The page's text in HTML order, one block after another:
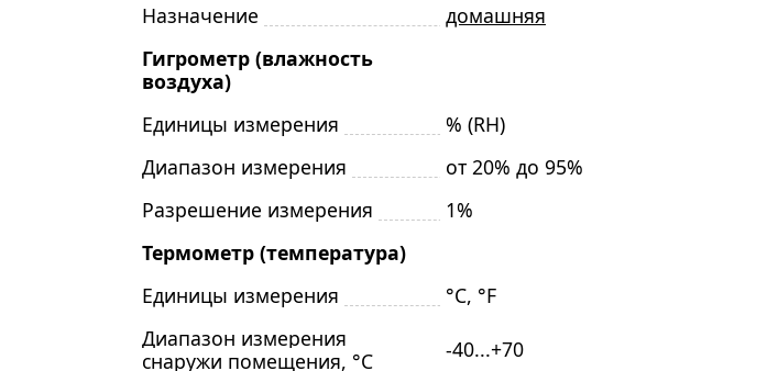
Назначение
домашняя
Гигрометр (влажность
воздуха)
Единицы измерения
% (RH)
Диапазон измерения
от 20% до 95%
Разрешение измерения
1%
Термометр (температура)
Единицы измерения
°C, °F
Диапазон измерения
снаружи помещения, °C
-40...+70